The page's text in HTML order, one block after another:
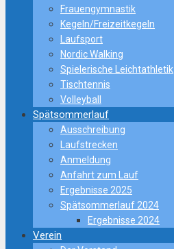
Frauengymnastik
Kegeln/Freizeitkegeln
Laufsport
Nordic Walking
Spielerische Leichtathletik
Tischtennis
Volleyball
Spätsommerlauf
Ausschreibung
Laufstrecken
Anmeldung
Anfahrt zum Lauf
Ergebnisse 2025
Spätsommerlauf 2024
Ergebnisse 2024
Verein